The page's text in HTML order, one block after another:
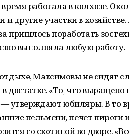
работала в колхозе.
и другие участки в
пришлось поработать
выполняла любую работу.
Максимовы не сидят
достатке. «То, что выращено
— утверждают юбиляры. В то
пельмени, печет пироги
со скотиной во дворе.